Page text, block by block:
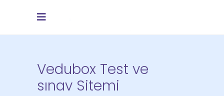
Vedubox Test ve
sınav Sitemi